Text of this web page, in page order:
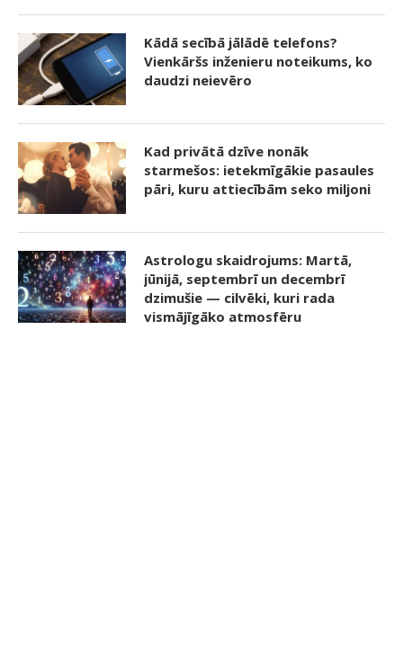
Kādā secībā jālādē telefons?
Vienkāršs inženieru noteikums, ko
daudzi neievēro
Kad privātā dzīve nonāk
starmešos: ietekmīgākie pasaules
pāri, kuru attiecībām seko miljoni
Astrologu skaidrojums: Martā,
jūnijā, septembrī un decembrī
dzimušie — cilvēki, kuri rada
vismājīgāko atmosfēru